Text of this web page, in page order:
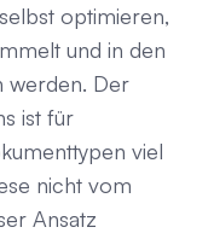
optimieren,
und in den
werden. Der
ist für
viel
nicht vom
Ansatz